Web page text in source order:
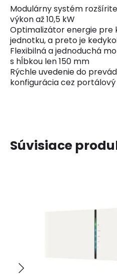
Modulárny systém
výkon až 10,5 kW
Optimalizátor energie pre
jednotku, a preto je
Flexibilná a jednoduchá
s hĺbkou len 150 mm
Rýchle uvedenie do
konfigurácia cez
Súvisiace